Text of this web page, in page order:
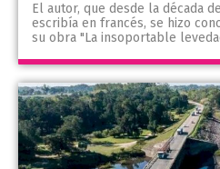
El autor, que desde la década
escribía en francés, se hizo
su obra "La insoportable